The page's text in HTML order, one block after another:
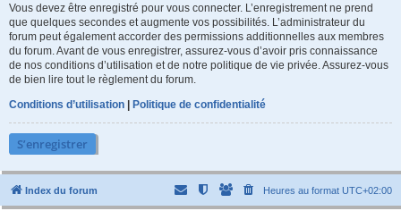
Vous devez être enregistré pour vous connecter. L’enregistrement ne prend
que quelques secondes et augmente vos possibilités. L’administrateur du
forum peut également accorder des permissions additionnelles aux membres
du forum. Avant de vous enregistrer, assurez-vous d’avoir pris connaissance
de nos conditions d’utilisation et de notre politique de vie privée. Assurez-vous
de bien lire tout le règlement du forum.
Conditions d’utilisation | Politique de confidentialité
S’enregistrer
Index du forum Heures au format UTC+02:00